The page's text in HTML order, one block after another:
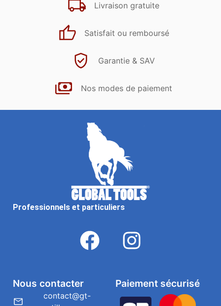
Livraison gratuite
Satisfait ou remboursé
Garantie & SAV
Nos modes de paiement
Professionnels et particuliers
Paiement sécurisé
Nous contacter
contact@gt-